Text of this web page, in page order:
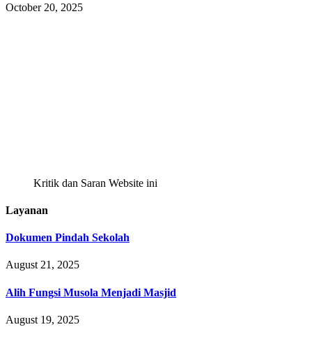
October 20, 2025
Kritik dan Saran Website ini
Layanan
Dokumen Pindah Sekolah
August 21, 2025
Alih Fungsi Musola Menjadi Masjid
August 19, 2025